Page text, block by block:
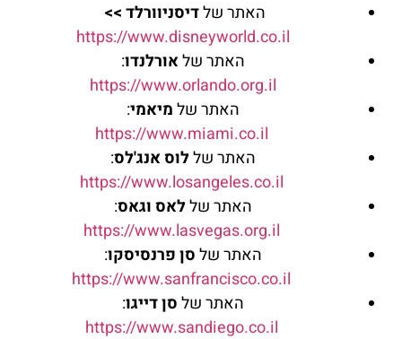
האתר שלדיסניוורלד>>
https://www.disneyworld.co.il
האתר שלאורלנדו:
https://www.orlando.org.il
האתר שלמיאמי:
https://www.miami.co.il
האתר שללוסאנג'לס:
https://www.losangeles.co.il
האתר שללאס וגאס:
https://www.lasvegas.org.il
האתר שלסן פרנסיסקו:
https://www.sanfrancisco.co.il
האתר שלסן דייגו:
https://www.sandiego.co.il